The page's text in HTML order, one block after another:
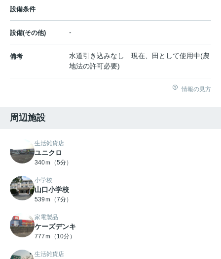
設備条件
設備(その他) -
備考
水道引き込みなし 現在、田として使用中(農
地法の許可必要)
情報の見方
周辺施設
生活雑貨店
ユニクロ
340ｍ（5分）
小学校
山口小学校
539ｍ（7分）
家電製品
ケーズデンキ
777ｍ（10分）
生活雑貨店